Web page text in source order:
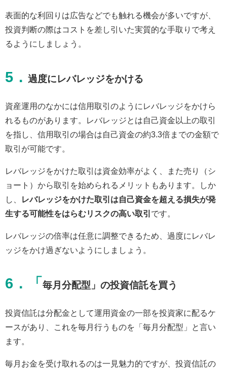
表面的な利回りは広告などでも触れる機会が多いですが、
投資判断の際はコストを差し引いた実質的な手取りで考え
るようにしましょう。
5． 過度にレバレッジをかける
資産運用のなかには信用取引のようにレバレッジをかけら
れるものがあります。レバレッジとは自己資金以上の取引
を指し、信用取引の場合は自己資金の約3.3倍までの金額で
取引が可能です。
レバレッジをかけた取引は資金効率がよく、また売り（シ
ョート）から取引を始められるメリットもあります。しか
し、
レバレッジをかけた取引は自己資金を超える損失が発
生する可能性をはらむリスクの高い取引 です。
レバレッジの倍率は任意に調整できるため、過度にレバレ
ッジをかけ過ぎないようにしましょう。
6．「 毎月分配型」の投資信託を買う
投資信託は分配金として運用資金の一部を投資家に配るケ
ースがあり、これを毎月行うものを「毎月分配型」と言い
ます。
毎月お金を受け取れるのは一見魅力的ですが、投資信託の